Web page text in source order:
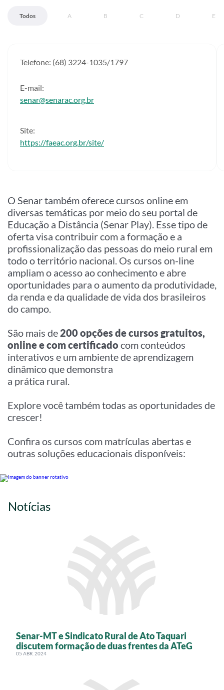
Todos A B C D E
Telefone: (68) 3224-1035/1797
E-mail:
senar@senarac.org.br
Site:
https://faeac.org.br/site/
O Senar também oferece cursos online em
diversas temáticas por meio do seu portal de
Educação a Distância (Senar Play). Esse tipo de
oferta visa contribuir com a formação e a
profissionalização das pessoas do meio rural em
todo o território nacional. Os cursos on-line
ampliam o acesso ao conhecimento e abre
oportunidades para o aumento da produtividade,
da renda e da qualidade de vida dos brasileiros
do campo.
São mais de200 opções de cursos gratuitos,
online e com certificado com conteúdos
interativos e um ambiente de aprendizagem
dinâmico que demonstra
a prática rural.
Explore você também todas as oportunidades de
crescer!
Confira os cursos com matrículas abertas e
outras soluções educacionais disponíveis:
Notícias
Senar-MT e Sindicato Rural de Ato Taquari
discutem formação de duas frentes da ATeG
05 ABR. 2024